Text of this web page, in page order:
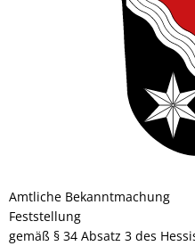
Amtliche Bekanntmachung
Feststellung
gemäß § 34 Absatz 3 des